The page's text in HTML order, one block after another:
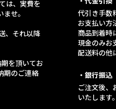
は、実費を
せ。
、それ以降
を頂いてお
期のご連絡
代引き手数
お支払い方
商品到着時
現金のみお
配送料の他
・銀行振込
ご注文後、
いたします。